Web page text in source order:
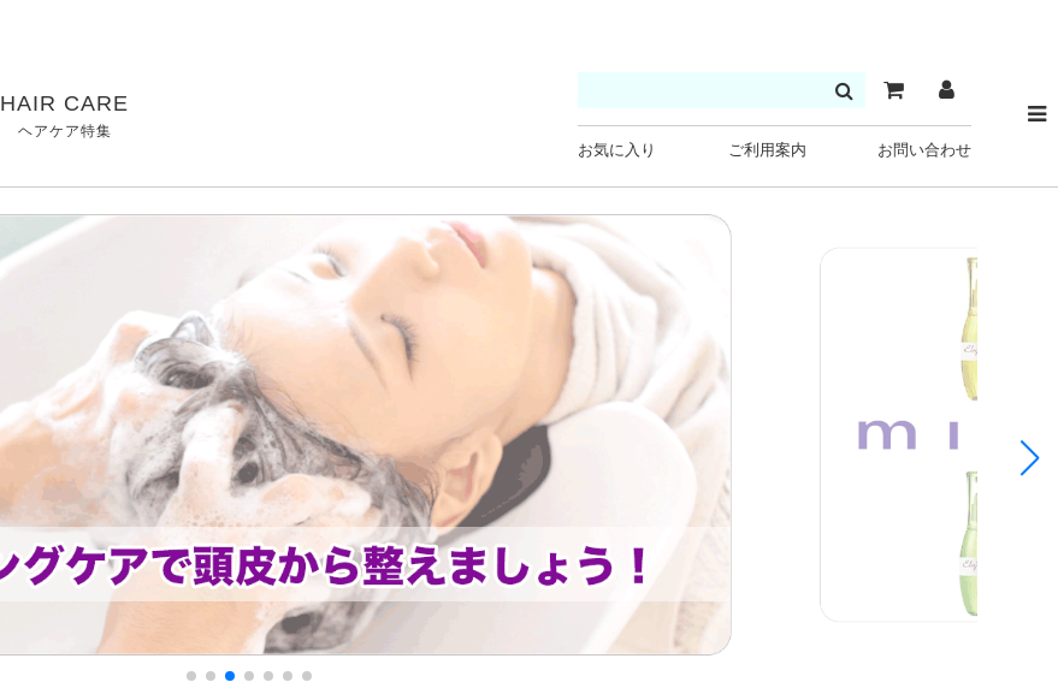
HAIR CARE
ヘアケア特集
お気に入り ご利用案内 お問い合わせ